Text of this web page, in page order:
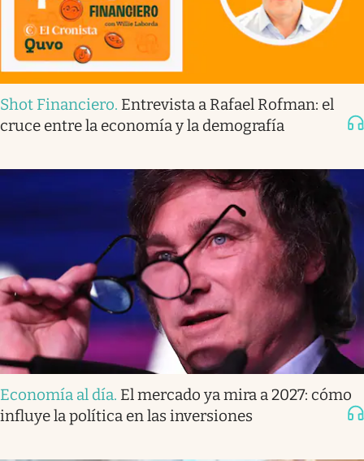
Shot Financiero. Entrevista a Rafael Rofman: el
cruce entre la economía y la demografía
Economía al día. El mercado ya mira a 2027: cómo
influye la política en las inversiones